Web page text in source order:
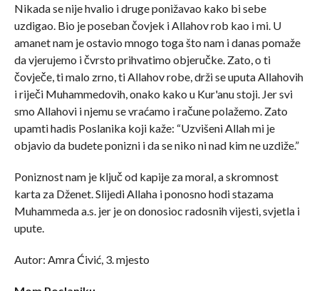
Nikada se nije hvalio i druge ponižavao kako bi sebe
uzdigao. Bio je poseban čovjek i Allahov rob kao i mi. U
amanet nam je ostavio mnogo toga što nam i danas pomaže
da vjerujemo i čvrsto prihvatimo objeručke. Zato, o ti
čovječe, ti malo zrno, ti Allahov robe, drži se uputa Allahovih
i riječi Muhammedovih, onako kako u Kur'anu stoji. Jer svi
smo Allahovi i njemu se vraćamo i račune polažemo. Zato
upamti hadis Poslanika koji kaže: “Uzvišeni Allah mi je
objavio da budete ponizni i da se niko ni nad kim ne uzdiže.”
Poniznost nam je ključ od kapije za moral, a skromnost
karta za Dženet. Slijedi Allaha i ponosno hodi stazama
Muhammeda a.s. jer je on donosioc radosnih vijesti, svjetla i
upute.
Autor: Amra Ćivić, 3. mjesto